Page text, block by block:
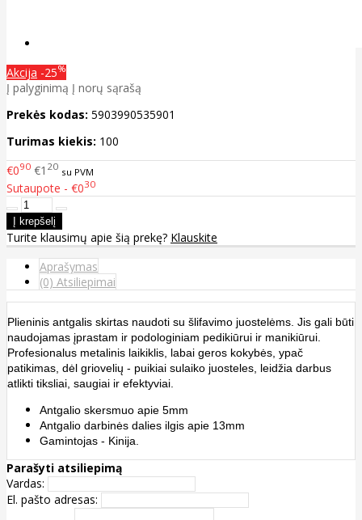
Akcija -25%
Į palyginimą Į norų sąrašą
Prekės kodas: 5903990535901
Turimas kiekis: 100
€090 €1 20 su PVM
Sutaupote - €030
Turite klausimų apie šią prekę? Klauskite
Aprašymas
(0) Atsiliepimai
Plieninis antgalis skirtas naudoti su šlifavimo juostelėms. Jis gali būti
naudojamas įprastam ir podologiniam pedikiūrui ir manikiūrui.
Profesionalus metalinis laikiklis, labai geros kokybės, ypač
patikimas, dėl griovelių - puikiai sulaiko juosteles, leidžia darbus
atlikti tiksliai, saugiai ir efektyviai.
Antgalio skersmuo apie 5mm
Antgalio darbinės dalies ilgis apie 13mm
Gamintojas - Kinija.
Parašyti atsiliepimą
Vardas:
El. pašto adresas: